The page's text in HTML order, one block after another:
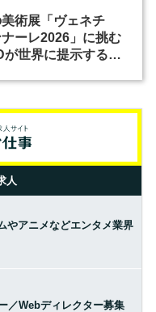
術展「ヴェネチ
ーレ2026」に挑む
世界に提示する美
人
やアニメなどエンタメ業界
／Webディレクター募集